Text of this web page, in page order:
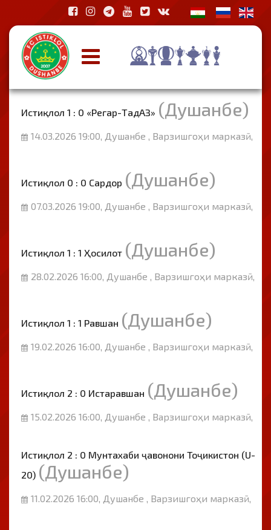
Истиқлол 1 : 0 «Регар-ТадАЗ» (Душанбе)
14.03.2026 19:00, Душанбе , Варзишгоҳи марказӣ,
Истиқлол 0 : 0 Сардор (Душанбе)
07.03.2026 19:00, Душанбе , Варзишгоҳи марказӣ,
Истиқлол 1 : 1 Ҳосилот (Душанбе)
28.02.2026 16:00, Душанбе , Варзишгоҳи марказӣ,
Истиқлол 1 : 1 Равшан (Душанбе)
19.02.2026 16:00, Душанбе , Варзишгоҳи марказӣ,
Истиқлол 2 : 0 Истаравшан (Душанбе)
15.02.2026 16:00, Душанбе , Варзишгоҳи марказӣ,
Истиқлол 2 : 0 Мунтахаби ҷавонони Тоҷикистон (U-
20) (Душанбе)
11.02.2026 16:00, Душанбе , Варзишгоҳи марказӣ,